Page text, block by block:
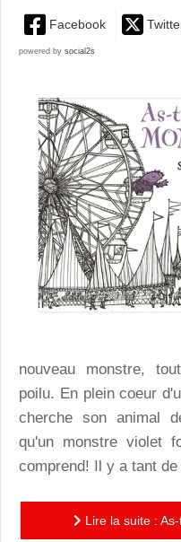
Facebook
powered by social2s
nouveau monstre,
poilu. En plein coeur
cherche son animal
qu'un monstre violet
comprend! Il y a tant
Lire la suite :